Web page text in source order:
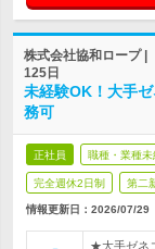
株式会社協和ロープ |
125日
未経験OK！大手
務可
正社員 職種・業種未
完全週休2日制 第二
情報更新日：2026/07/29
★大手ゼネ